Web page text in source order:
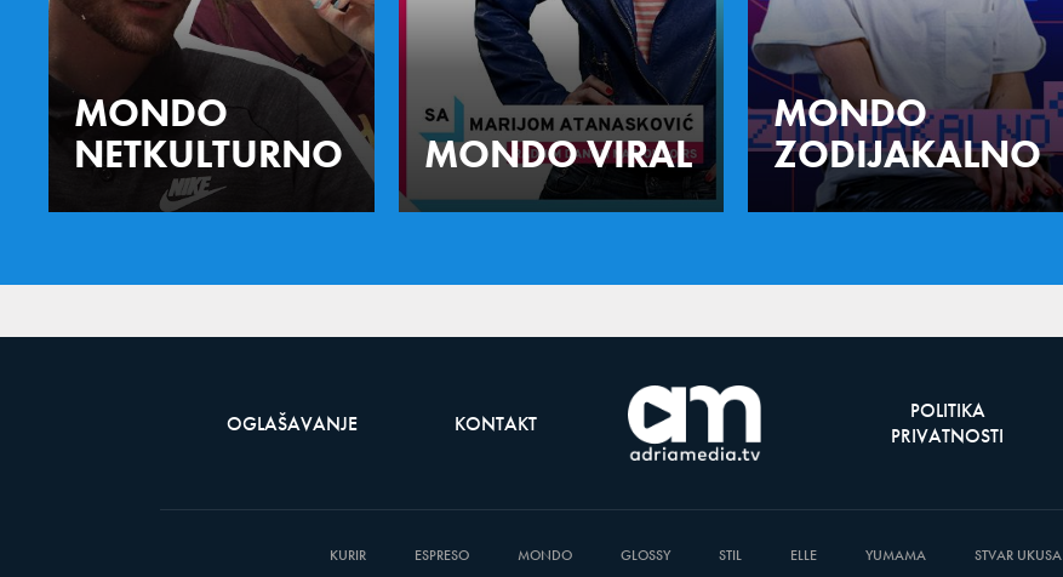
MONDO
NETKULTURNO
MONDO VIRAL
MONDO
ZODIJAKALNO
OGLAŠAVANJE KONTAKT
POLITIKA
PRIVATNOSTI
KURIR ESPRESO MONDO GLOSSY STIL ELLE YUMAMA STVAR UKUSA